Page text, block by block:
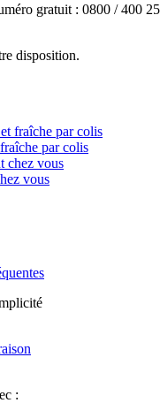
gratuit : 0800 / 400
disposition.
par colis
vous
: